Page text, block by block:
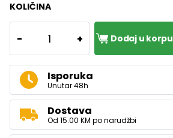
KOLIČINA
- 1 + Dodaj u korpu
Isporuka
Unutar 48h
Dostava
Od 15.00 KM po narudžbi